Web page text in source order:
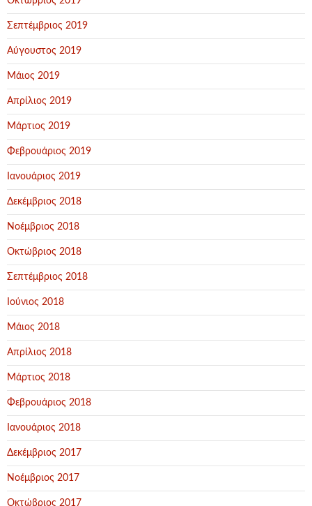
Σεπτέμβριος 2019
Αύγουστος 2019
Μάιος 2019
Απρίλιος 2019
Μάρτιος 2019
Φεβρουάριος 2019
Ιανουάριος 2019
Δεκέμβριος 2018
Νοέμβριος 2018
Οκτώβριος 2018
Σεπτέμβριος 2018
Ιούνιος 2018
Μάιος 2018
Απρίλιος 2018
Μάρτιος 2018
Φεβρουάριος 2018
Ιανουάριος 2018
Δεκέμβριος 2017
Νοέμβριος 2017
Οκτώβριος 2017